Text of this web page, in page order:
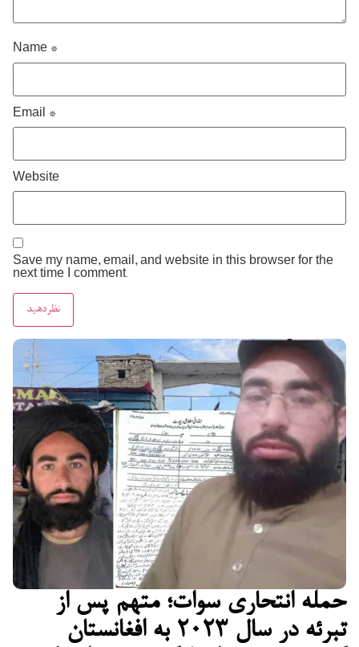
حمله انتحاری سوات؛ متهم پس از
تبرئه در سال ۲۰۲۳ به افغانستان
Name *
Email *
Website
Save my name, email, and website in this browser for the
next time I comment.